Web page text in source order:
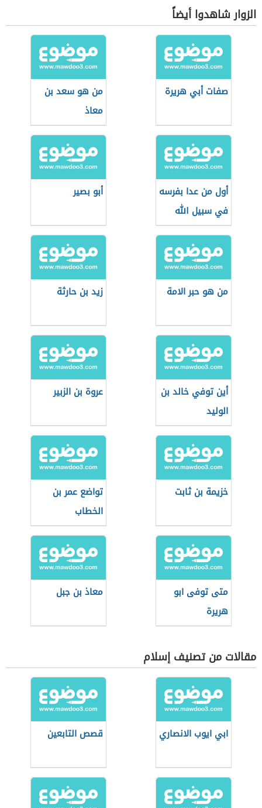
الزوار شاهدوا أيضاً
صفات أبي هريرة
من هو سعد بن
معاذ
أول من عدا بفرسه
في سبيل الله
أبو بصير
من هو حبر الامة زيد بن حارثة
أين توفي خالد بن
الوليد
عروة بن الزبير
خزيمة بن ثابت
تواضع عمر بن
الخطاب
متى توفى ابو
هريرة
معاذ بن جبل
مقالات من تصنيف إسلام
ابي ايوب الانصاري قصص التابعين